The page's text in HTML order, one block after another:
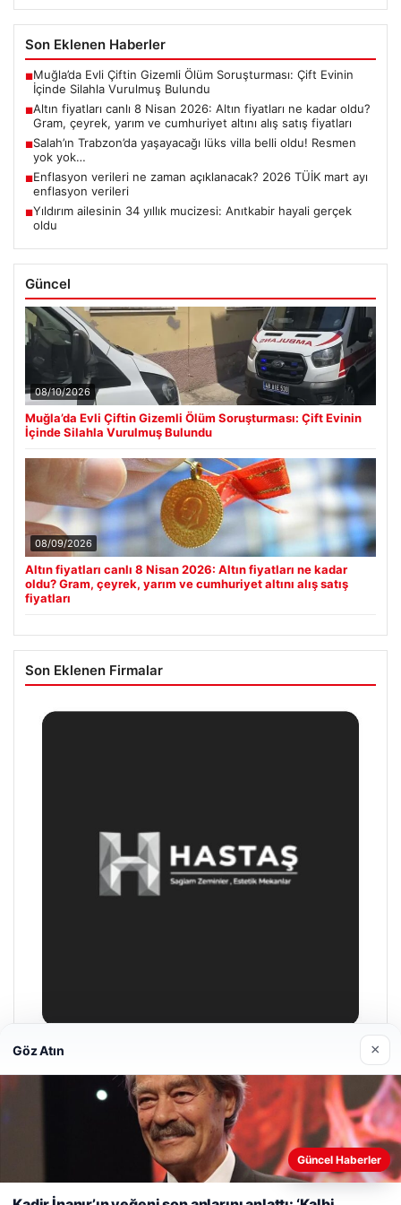
Son Eklenen Haberler
■Muğla’da Evli Çiftin Gizemli Ölüm Soruşturması: Çift Evinin
İçinde Silahla Vurulmuş Bulundu
■Altın fiyatları canlı 8 Nisan 2026: Altın fiyatları ne kadar oldu?
Gram, çeyrek, yarım ve cumhuriyet altını alış satış fiyatları
■Salah’ın Trabzon’da yaşayacağı lüks villa belli oldu! Resmen
yok yok…
■Enflasyon verileri ne zaman açıklanacak? 2026 TÜİK mart ayı
enflasyon verileri
■Yıldırım ailesinin 34 yıllık mucizesi: Anıtkabir hayali gerçek
oldu
Güncel
08/10/2026
Muğla’da Evli Çiftin Gizemli Ölüm Soruşturması: Çift Evinin
İçinde Silahla Vurulmuş Bulundu
08/09/2026
Altın fiyatları canlı 8 Nisan 2026: Altın fiyatları ne kadar
oldu? Gram, çeyrek, yarım ve cumhuriyet altını alış satış
fiyatları
Son Eklenen Firmalar
Web sitemizi nasıl kullandığınızı daha iyi anlayabilmek,
deneyiminizi kişiselleştirmek ve geliştirmek amacıyla çerezler
kullanıyoruz.
Çerez Politikamız
Göz Atın ×
Güncel Haberler